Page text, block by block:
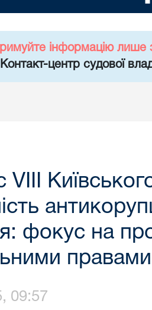
інформацію лише
центр судової
VIIІ
фокус на
09:57